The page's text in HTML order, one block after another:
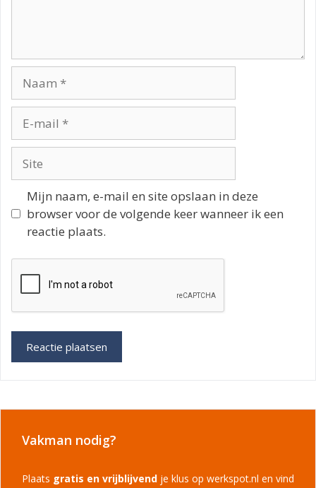
mail
Mijn naam, e-mail en site opslaan in deze
browser voor de volgende keer wanneer ik een
reactie plaats.
Vakman nodig?
Plaats gratis en vrijblijvend je klus op werkspot.nl en vind